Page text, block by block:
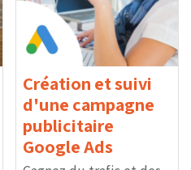
𝐠𝐫𝐚𝐭𝐮𝐢𝐭, 𝐩𝐞𝐫𝐬𝐨𝐧𝐧𝐚𝐥𝐢𝐬𝐚𝐛𝐥𝐞
𝐞𝐭 𝐬𝐚𝐧𝐬 𝐞𝐧𝐠𝐚𝐠𝐞𝐦𝐞𝐧𝐭.
Création et suivi
d'une campagne
publicitaire
Google Ads